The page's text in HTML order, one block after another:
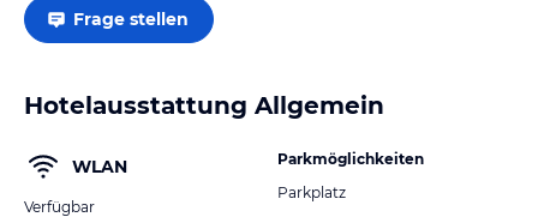
Frage stellen
Hotelausstattung Allgemein
WLAN
Verfügbar
Parkmöglichkeiten
Parkplatz